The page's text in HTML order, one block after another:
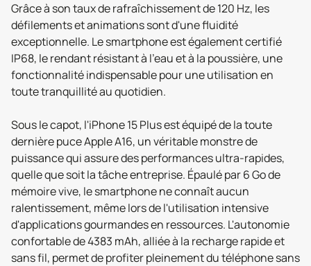
Grâce à son taux de rafraîchissement de 120 Hz, les
défilements et animations sont d'une fluidité
exceptionnelle. Le smartphone est également certifié
IP68, le rendant résistant à l'eau et à la poussière, une
fonctionnalité indispensable pour une utilisation en
toute tranquillité au quotidien.
Sous le capot, l'iPhone 15 Plus est équipé de la toute
dernière puce Apple A16, un véritable monstre de
puissance qui assure des performances ultra-rapides,
quelle que soit la tâche entreprise. Épaulé par 6 Go de
mémoire vive, le smartphone ne connaît aucun
ralentissement, même lors de l'utilisation intensive
d'applications gourmandes en ressources. L'autonomie
confortable de 4383 mAh, alliée à la recharge rapide et
sans fil, permet de profiter pleinement du téléphone sans